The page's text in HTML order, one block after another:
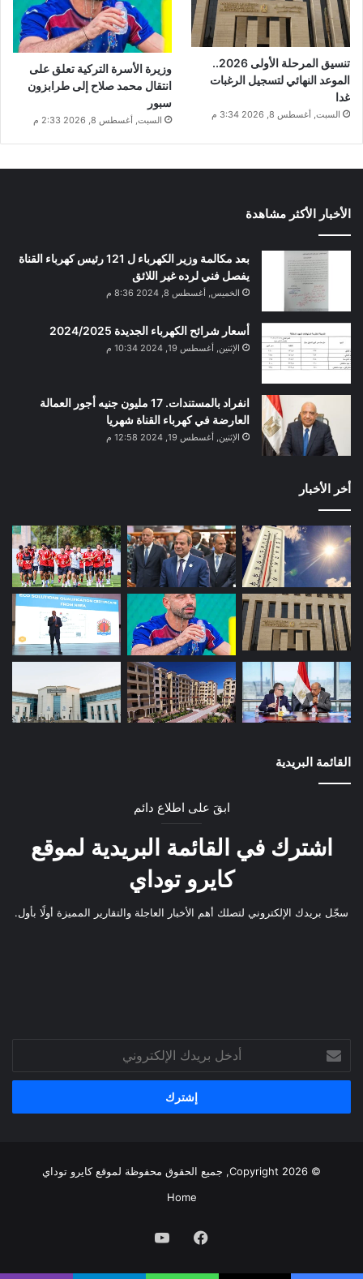
تنسيق المرحلة الأولى 2026..
الموعد النهائي لتسجيل الرغبات
غدا
السبت, أغسطس 8, 2026 3:34 م
وزيرة الأسرة التركية تعلق على
انتقال محمد صلاح إلى طرابزون
سبور
السبت, أغسطس 8, 2026 2:33 م
الأخبار الأكثر مشاهدة
بعد مكالمة وزير الكهرباء ل 121 رئيس كهرباء القناة
يفصل فني لرده غير اللائق
الخميس, أغسطس 8, 2024 8:36 م
أسعار شرائح الكهرباء الجديدة 2024/2025
الإثنين, أغسطس 19, 2024 10:34 م
انفراد بالمستندات. 17 مليون جنيه أجور العمالة
العارضة في كهرباء القناة شهريا
الإثنين, أغسطس 19, 2024 12:58 م
أخر الأخبار
القائمة البريدية
ابقَ على اطلاع دائم
اشترك في القائمة البريدية لموقع
كايرو توداي
سجّل بريدك الإلكتروني لتصلك أهم الأخبار العاجلة والتقارير المميزة أولًا بأول.
بريدك
الإلكتروني
© Copyright 2026, جميع الحقوق محفوظة لموقع
كايرو توداي
Home
فيسبوك